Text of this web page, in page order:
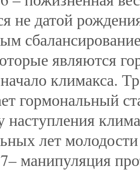
не датой
являются
начало климакса.
гормональный
наступления
лет
манипуляция